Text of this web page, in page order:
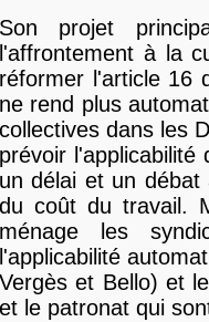
Son projet
l'affrontement à la
réformer l'article 16
ne rend plus
collectives dans les
prévoir l'applicabilité
un délai et un débat
du coût du travail.
ménage les
l'applicabilité
Vergès et Bello) et
et le patronat qui